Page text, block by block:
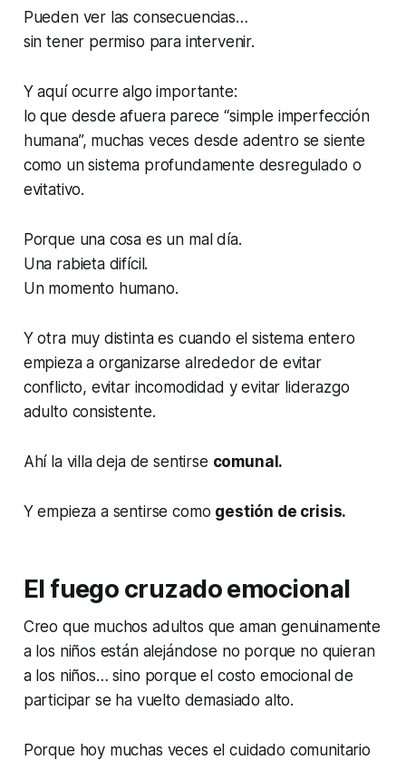
Pueden ver las consecuencias…
sin tener permiso para intervenir.
Y aquí ocurre algo importante:
lo que desde afuera parece “simple imperfección
humana”, muchas veces desde adentro se siente
como un sistema profundamente desregulado o
evitativo.
Porque una cosa es un mal día.
Una rabieta difícil.
Un momento humano.
Y otra muy distinta es cuando el sistema entero
empieza a organizarse alrededor de evitar
conflicto, evitar incomodidad y evitar liderazgo
adulto consistente.
Ahí la villa deja de sentirse comunal.
Y empieza a sentirse como gestión de crisis.
El fuego cruzado emocional
Creo que muchos adultos que aman genuinamente
a los niños están alejándose no porque no quieran
a los niños… sino porque el costo emocional de
participar se ha vuelto demasiado alto.
Porque hoy muchas veces el cuidado comunitario